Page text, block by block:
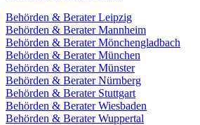
Behörden & Berater Leipzig
Behörden & Berater Mannheim
Behörden & Berater Mönchengladbach
Behörden & Berater München
Behörden & Berater Münster
Behörden & Berater Nürnberg
Behörden & Berater Stuttgart
Behörden & Berater Wiesbaden
Behörden & Berater Wuppertal